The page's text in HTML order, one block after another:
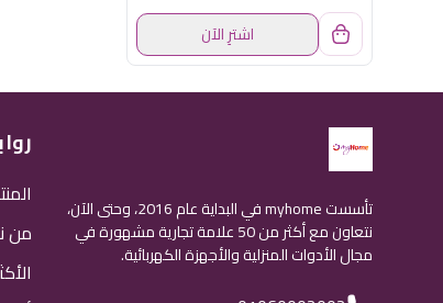
اشترِ الآن
تأسست myhome في البداية عام 2016، وحتى الآن،
نتعاون مع أكثر من 50 علامة تجارية مشهورة في
مجال الأدوات المنزلية والأجهزة الكهربائية.
من